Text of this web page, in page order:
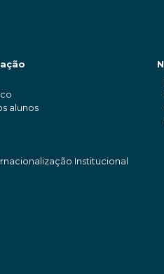
alunos
Institucional